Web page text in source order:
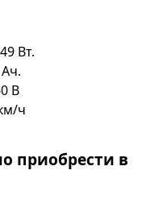
Вт.
В
ч
приобрести в